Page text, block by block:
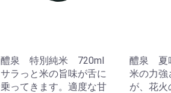
醴泉 特別純米 720ml
サラっと米の旨味が舌に
乗ってきます。適度な甘
醴泉 夏
米の力強
が、花火